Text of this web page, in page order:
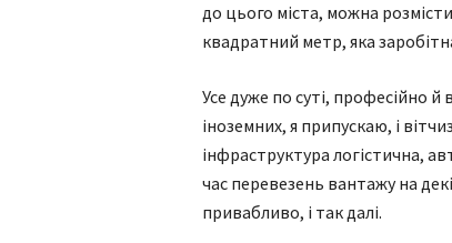
до цього міста, можна
квадратний метр, яка
Усе дуже по суті, професійно
іноземних, я припускаю, і
інфраструктура логістична,
час перевезень вантажу на
привабливо, і так далі.